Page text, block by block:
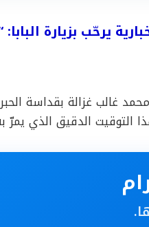
يرحّب بزيارة
غالب غزالة بقداسة الحبر
الدقيق الذي يمرّ